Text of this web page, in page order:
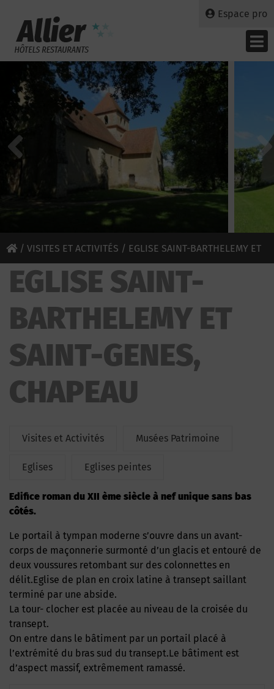
Espace pro
/ VISITES ET ACTIVITÉS / EGLISE SAINT-BARTHELEMY ET
SAINT-GENES
EGLISE SAINT-
BARTHELEMY ET
SAINT-GENES,
CHAPEAU
Visites et Activités Musées Patrimoine
Eglises Eglises peintes
Edifice roman du XII ème siècle à nef unique sans bas
côtés.
Le portail à tympan moderne s’ouvre dans un avant-
corps de maçonnerie surmonté d’un glacis et entouré de
deux voussures retombant sur des colonnettes en
délit.Eglise de plan en croix latine à transept saillant
terminé par une abside.
La tour- clocher est placée au niveau de la croisée du
transept.
On entre dans le bâtiment par un portail placé à
l’extrémité du bras sud du transept.Le bâtiment est
d’aspect massif, extrêmement ramassé.